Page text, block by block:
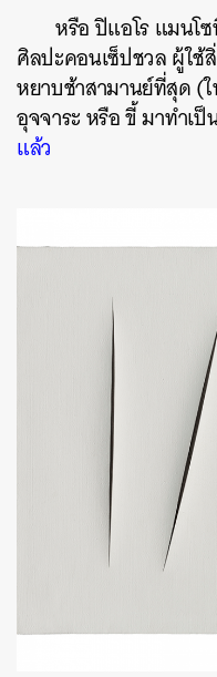
หรือ ปิแอโร แมนโ
ศิลปะคอนเซ็ปชวล ผู้ใ
หยาบช้าสามานย์ที่สุด (
อุจจาระ หรือ ขี้ มาทำเ
แล้ว